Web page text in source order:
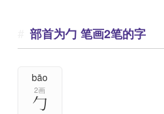
部首为勹 笔画2笔的字
bāo
2画
勹